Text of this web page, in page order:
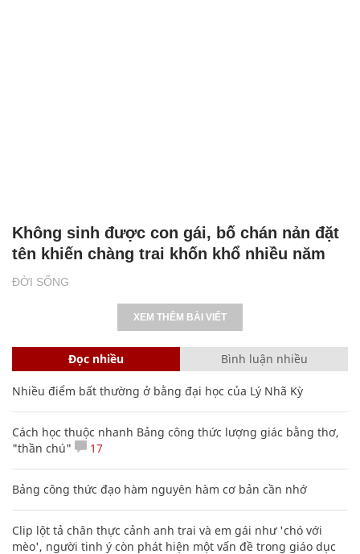
ĐỜI SỐNG
Không sinh được con gái, bố chán nản đặt
tên khiến chàng trai khốn khổ nhiều năm
XEM THÊM BÀI VIẾT
Đọc nhiều Bình luận nhiều
Nhiều điểm bất thường ở bằng đại học của Lý Nhã Kỳ
Cách học thuộc nhanh Bảng công thức lượng giác bằng thơ,
"thần chú"
17
Bảng công thức đạo hàm nguyên hàm cơ bản cần nhớ
Clip lột tả chân thực cảnh anh trai và em gái như 'chó với
mèo', người tinh ý còn phát hiện một vấn đề trong giáo dục